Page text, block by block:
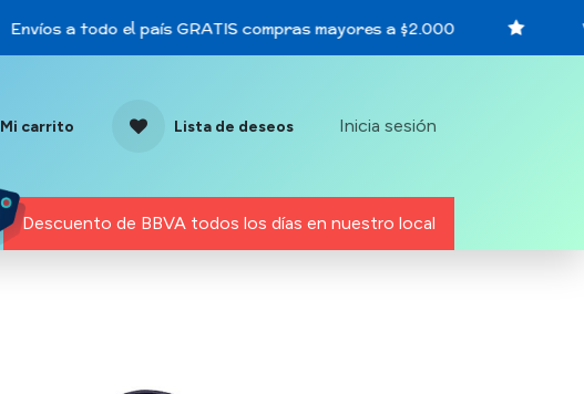
Envíos a todo el país GRATIS compras mayores a $2.000
Mi carrito Lista de deseos Inicia sesión
Descuento de BBVA todos los días en nuestro local